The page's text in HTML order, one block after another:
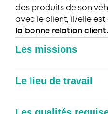
des produits de son
avec le client, il/elle est
la bonne relation client.
Les missions
Le lieu de travail